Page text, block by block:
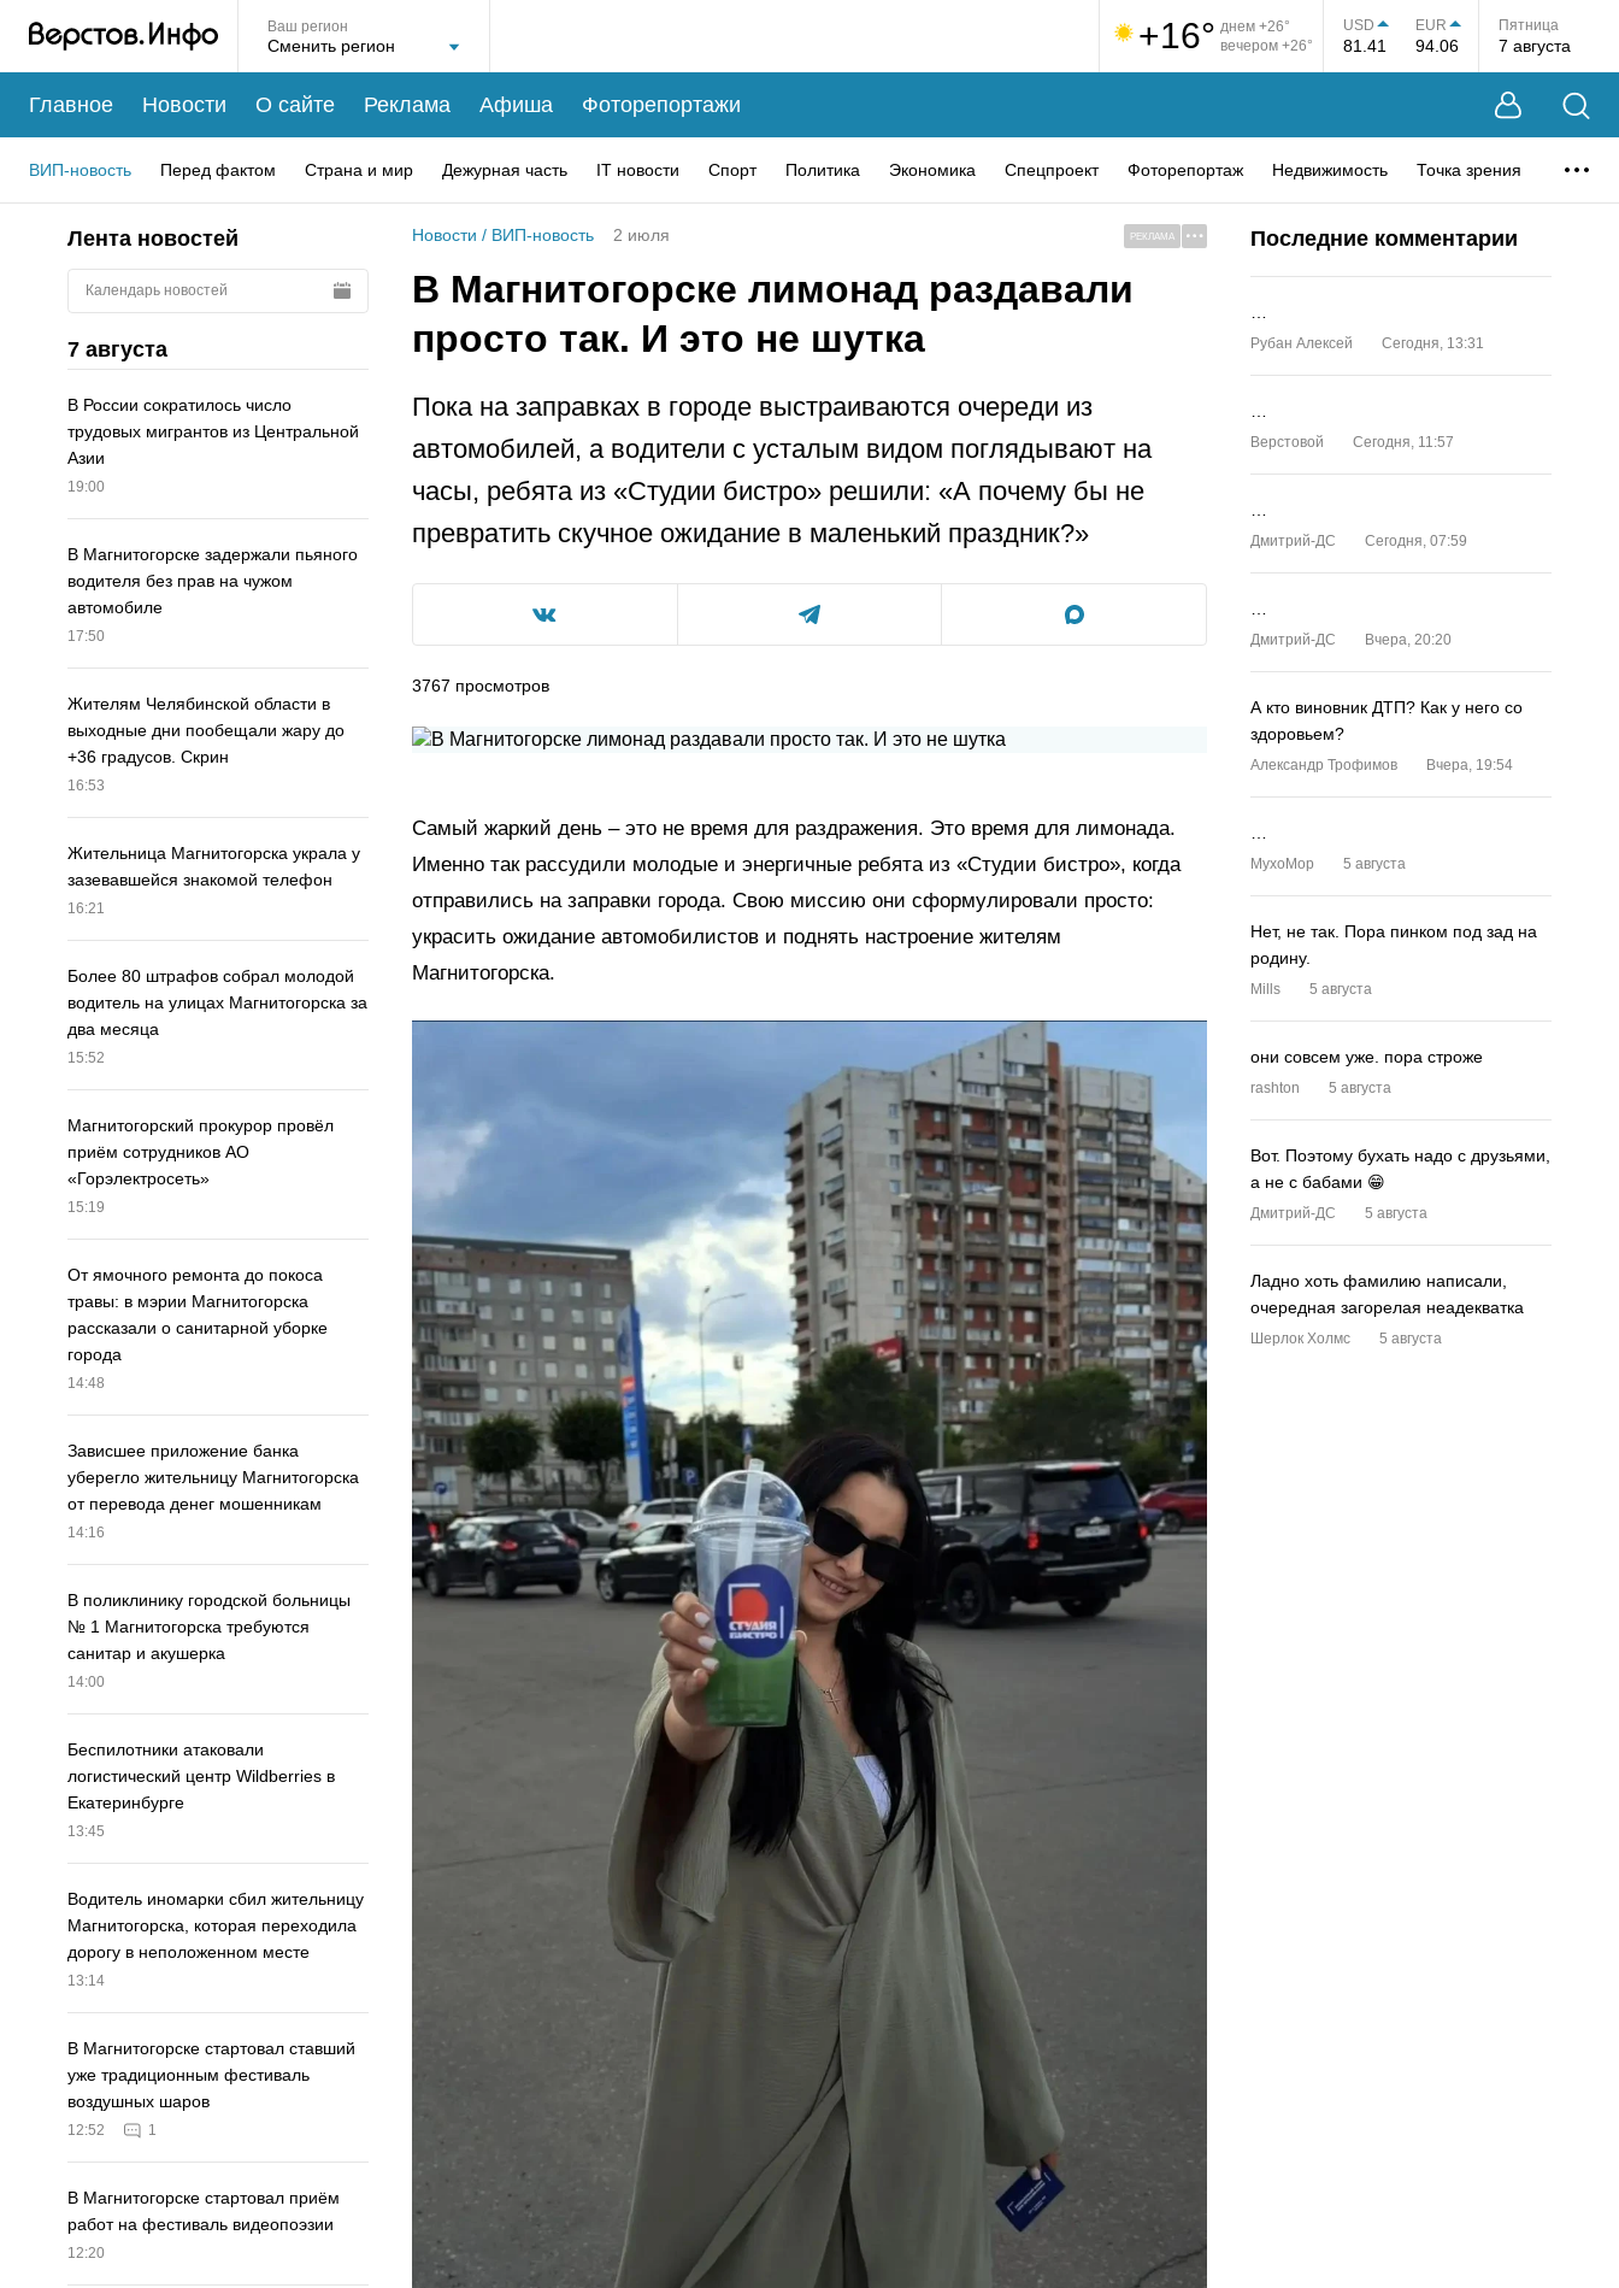
Ваш регион +16° днем +26°
вечером +26°
USD
81.41
EUR
94.06
Пятница
7 августа
Главное Новости О сайте Реклама Афиша Фоторепортажи
ВИП-новость Перед фактом Страна и мир Дежурная часть IT новости Спорт Политика Экономика Спецпроект Фоторепортаж Недвижимость Точка зрения
Лента новостей
Календарь новостей
7 августа
В России сократилось число
трудовых мигрантов из Центральной
Азии
19:00
В Магнитогорске задержали пьяного
водителя без прав на чужом
автомобиле
17:50
Жителям Челябинской области в
выходные дни пообещали жару до
+36 градусов. Скрин
16:53
Жительница Магнитогорска украла у
зазевавшейся знакомой телефон
16:21
Более 80 штрафов собрал молодой
водитель на улицах Магнитогорска за
два месяца
15:52
Магнитогорский прокурор провёл
приём сотрудников АО
«Горэлектросеть»
15:19
От ямочного ремонта до покоса
травы: в мэрии Магнитогорска
рассказали о санитарной уборке
города
14:48
Зависшее приложение банка
уберегло жительницу Магнитогорска
от перевода денег мошенникам
14:16
В поликлинику городской больницы
№ 1 Магнитогорска требуются
санитар и акушерка
14:00
Беспилотники атаковали
логистический центр Wildberries в
Екатеринбурге
13:45
Водитель иномарки сбил жительницу
Магнитогорска, которая переходила
дорогу в неположенном месте
13:14
В Магнитогорске стартовал ставший
уже традиционным фестиваль
воздушных шаров
12:52 1
В Магнитогорске стартовал приём
работ на фестиваль видеопоэзии
12:20
Новости / ВИП-новость 2 июля РЕКЛАМА
В Магнитогорске лимонад раздавали
просто так. И это не шутка
Пока на заправках в городе выстраиваются очереди из
автомобилей, а водители с усталым видом поглядывают на
часы, ребята из «Студии бистро» решили: «А почему бы не
превратить скучное ожидание в маленький праздник?»
3767 просмотров
Самый жаркий день – это не время для раздражения. Это время для лимонада.
Именно так рассудили молодые и энергичные ребята из «Студии бистро», когда
отправились на заправки города. Свою миссию они сформулировали просто:
украсить ожидание автомобилистов и поднять настроение жителям
Магнитогорска.
Последние комментарии
Рубан Алексей Сегодня, 13:31
Верстовой Сегодня, 11:57
Дмитрий-ДС Сегодня, 07:59
Дмитрий-ДС Вчера, 20:20
А кто виновник ДТП? Как у него со
здоровьем?
Александр Трофимов Вчера, 19:54
MyxoMop 5 августа
Нет, не так. Пора пинком под зад на
родину.
Mills 5 августа
они совсем уже. пора строже
rashton 5 августа
Вот. Поэтому бухать надо с друзьями,
а не с бабами 😁
Дмитрий-ДС 5 августа
Ладно хоть фамилию написали,
очередная загорелая неадекватка
Шерлок Холмс 5 августа